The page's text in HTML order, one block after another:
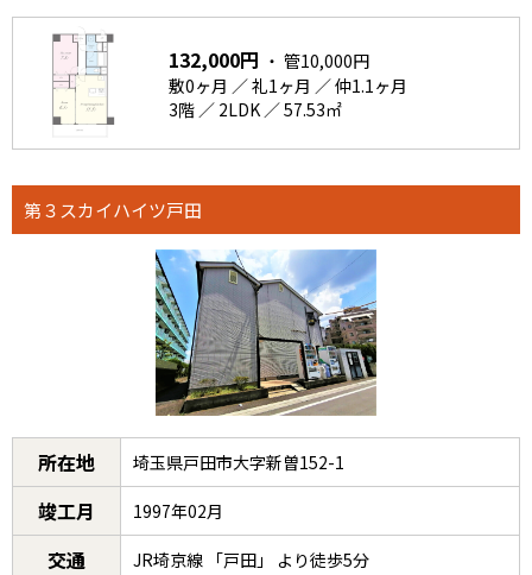
132,000円 ・ 管10,000円
敷0ヶ月 ／ 礼1ヶ月 ／ 仲1.1ヶ月
3階 ／ 2LDK ／ 57.53㎡
第３スカイハイツ戸田
所在地 埼玉県戸田市大字新曽152-1
竣工月 1997年02月
交通 JR埼京線 「戸田」 より徒歩5分